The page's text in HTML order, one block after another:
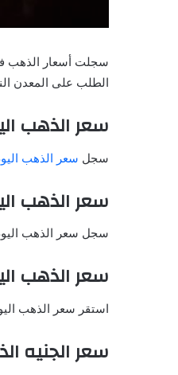
سجلت أسعار الذهب في
الطلب على المعدن
سعر الذهب
سجل سعر الذهب
سعر الذهب
سجل سعر الذهب اليوم السبت 4 يوليو 2026 عيار21 في نحو 15,614.94
سعر الذهب
استقر سعر الذهب اليوم السبت 4 يوليو 2026 عيار 18 في عند
سعر الجنيه